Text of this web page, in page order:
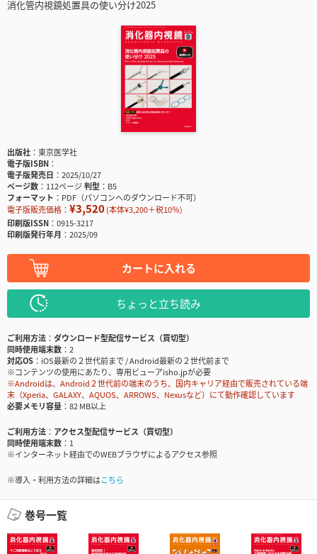
消化管内視鏡処置具の使い分け2025
出版社
東京医学社
電子版ISBN
電子版発売日
2025/10/27
ページ数
112ページ判型
B5
フォーマット
PDF（パソコンへのダウンロード不可）
電子版販売価格： ¥3,520(本体¥3,200＋税10％)
印刷版ISSN
0915-3217
印刷版発行年月
2025/09
カートに入れる
ちょっと立ち読み
ご利用方法
ダウンロード型配信サービス（買切型）
同時使用端末数
2
対応OS
iOS最新の２世代前まで / Android最新の２世代前まで
※コンテンツの使用にあたり、専用ビューアisho.jpが必要
※Androidは、Android２世代前の端末のうち、国内キャリア経由で販売されている端
末（Xperia、GALAXY、AQUOS、ARROWS、Nexusなど）にて動作確認しています
必要メモリ容量
82 MB以上
ご利用方法
アクセス型配信サービス（買切型）
同時使用端末数
1
※インターネット経由でのWEBブラウザによるアクセス参照
※導入・利用方法の詳細はこちら
巻号一覧